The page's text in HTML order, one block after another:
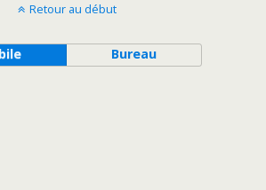
Retour au début
Bureau